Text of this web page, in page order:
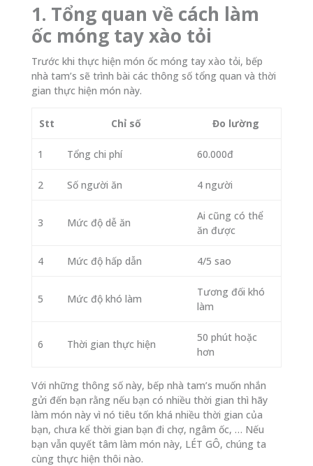
1. Tổng quan về cách làm
ốc móng tay xào tỏi
Trước khi thực hiện món ốc móng tay xào tỏi, bếp
nhà tam’s sẽ trình bài các thông số tổng quan và thời
gian thực hiện món này.
Stt Chỉ số Đo lường
1 Tổng chi phí 60.000đ
2 Số người ăn 4 người
3 Mức độ dễ ăn
Ai cũng có thể
ăn được
4 Mức độ hấp dẫn 4/5 sao
5 Mức độ khó làm
Tương đối khó
làm
6 Thời gian thực hiện
50 phút hoặc
hơn
Với những thông số này, bếp nhà tam’s muốn nhắn
gửi đến bạn rằng nếu bạn có nhiều thời gian thì hãy
làm món này vì nó tiêu tốn khá nhiều thời gian của
bạn, chưa kể thời gian bạn đi chợ, ngâm ốc, … Nếu
bạn vẫn quyết tâm làm món này, LÉT GÔ, chúng ta
cùng thực hiện thôi nào.